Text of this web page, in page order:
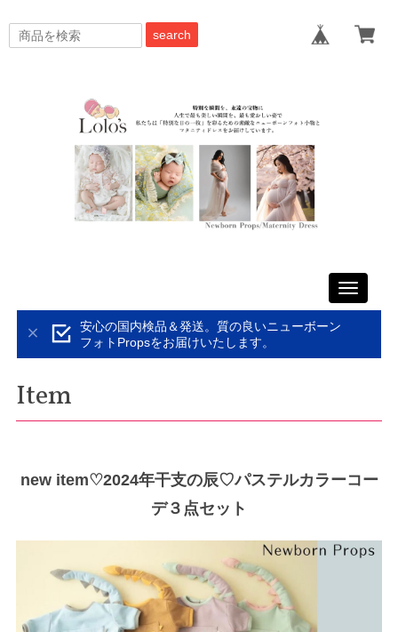
search
Toggle
安心の国内検品＆発送。質の良いニューボーン
フォトPropsをお届けいたします。
Item
new item♡2024年干支の辰♡パステルカラーコー
デ３点セット